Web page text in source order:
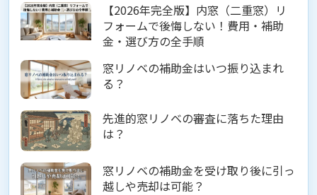
【2026年完全版】内窓（二重窓）リ
フォームで後悔しない！費用・補助
金・選び方の全手順
窓リノベの補助金はいつ振り込まれ
る？
先進的窓リノベの審査に落ちた理由
は？
窓リノベの補助金を受け取り後に引っ
越しや売却は可能？